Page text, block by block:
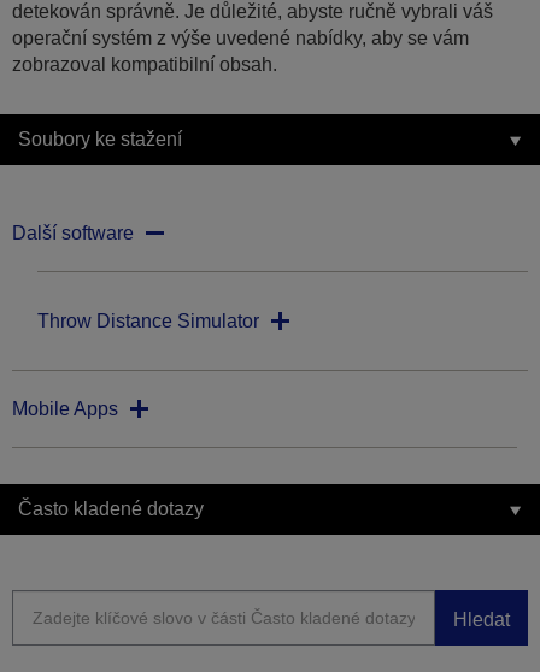
detekován správně. Je důležité, abyste ručně vybrali váš
operační systém z výše uvedené nabídky, aby se vám
zobrazoval kompatibilní obsah.
Soubory ke stažení
Další software
Throw Distance Simulator
Mobile Apps
Často kladené dotazy
Hledat